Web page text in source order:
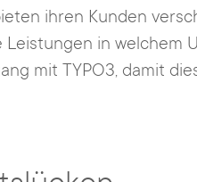
ihren Kunden
in welchem
mit TYPO3, damit